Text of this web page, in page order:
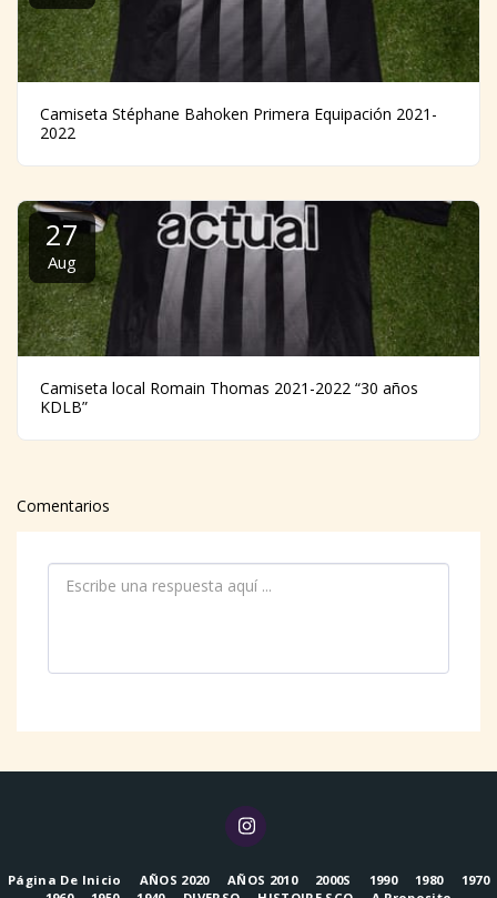
Camiseta Stéphane Bahoken Primera Equipación 2021-
2022
27
Aug
Camiseta local Romain Thomas 2021-2022 “30 años
KDLB”
Comentarios
Página De Inicio AÑOS 2020 AÑOS 2010 2000S 1990 1980
1970